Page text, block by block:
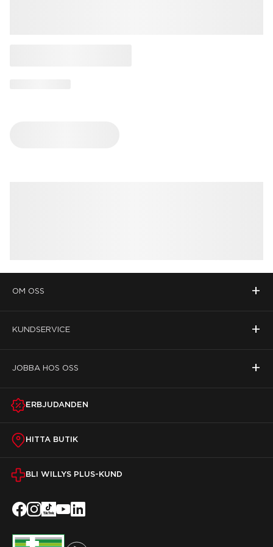
OM OSS +
KUNDSERVICE +
JOBBA HOS OSS +
ERBJUDANDEN
HITTA BUTIK
BLI WILLYS PLUS-KUND